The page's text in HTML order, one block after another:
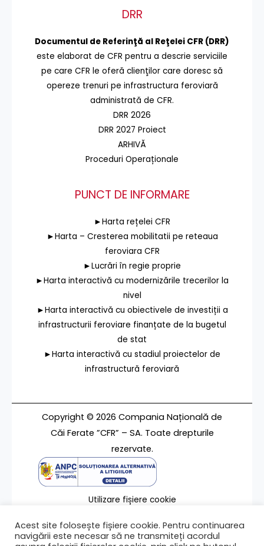
DRR
Documentul de Referinţă al Reţelei CFR (DRR)
este elaborat de CFR pentru a descrie serviciile
pe care CFR le oferă clienţilor care doresc să
opereze trenuri pe infrastructura feroviară
administrată de CFR.
DRR 2026
DRR 2027 Proiect
ARHIVĂ
Proceduri Operaționale
PUNCT DE INFORMARE
►Harta rețelei CFR
►Harta – Cresterea mobilitatii pe reteaua
feroviara CFR
►Lucrări în regie proprie
►Harta interactivă cu modernizările trecerilor la
nivel
►Harta interactivă cu obiectivele de investiții a
infrastructurii feroviare finanțate de la bugetul
de stat
►Harta interactivă cu stadiul proiectelor de
infrastructură feroviară
Copyright © 2026 Compania Națională de
Căi Ferate ”CFR” – SA. Toate drepturile
rezervate.
Utilizare fișiere cookie
Contact
Acest site folosește fișiere cookie. Pentru continuarea
navigării este necesar să ne transmiteți acordul